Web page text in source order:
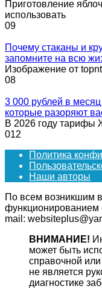
Приготовление
использовать
09
Почему стаканы и
запомните на всю
Изображение от
08
3 000 рублей в
которые разоряют
В 2026 году тарифы
012
Политика
Наши авторы
По всем возникшим
функционированием
mail:
ВНИМАНИЕ!
может быть
справочной или
не является
диагностике